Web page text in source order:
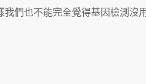
們也不能完全覺得基因檢測沒